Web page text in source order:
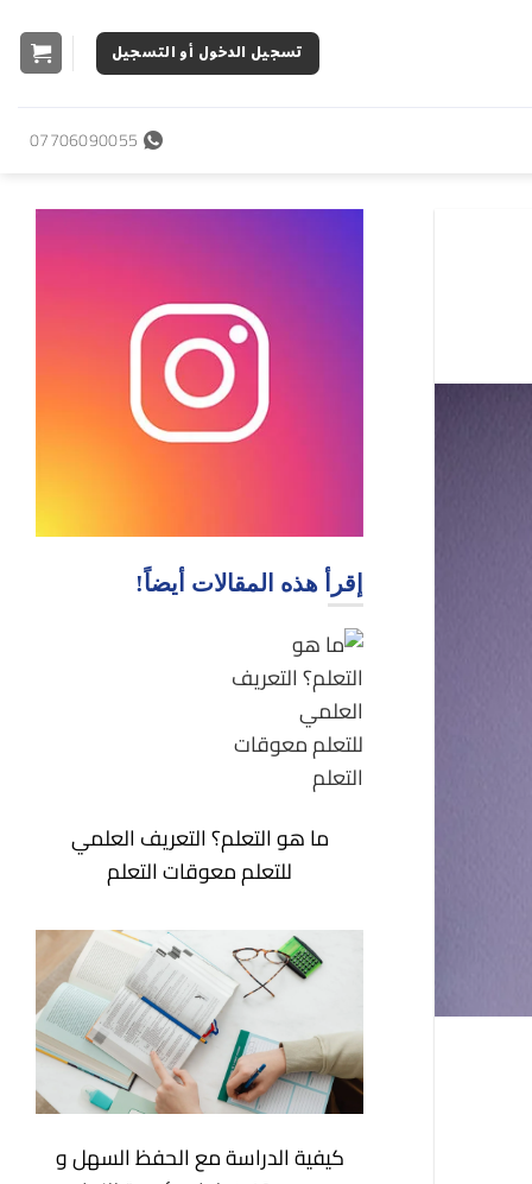
تسجيل الدخول أو التسجيل
07706090055
إقرأ هذه المقالات أيضاً!
ما هو التعلم؟ التعريف العلمي
للتعلم معوقات التعلم
كيفية الدراسة مع الحفظ السهل و